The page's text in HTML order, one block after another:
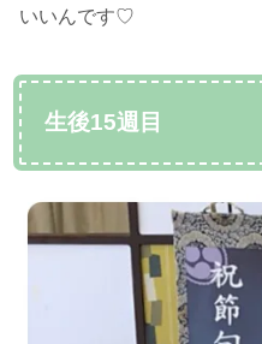
いいんです♡
生後15週目